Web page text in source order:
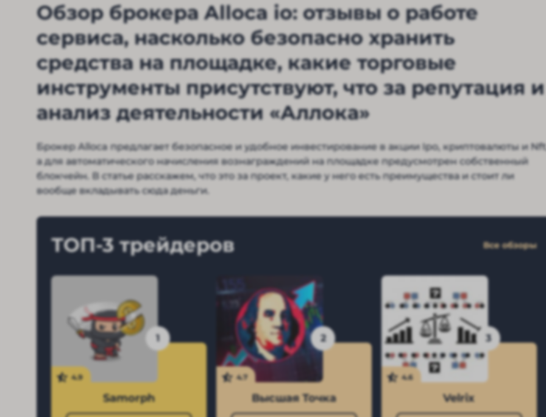
Обзор брокера Alloca io: отзывы о работе
сервиса, насколько безопасно хранить
средства на площадке, какие торговые
инструменты присутствуют, что за репутация и
анализ деятельности «Аллока»
Брокер Alloca предлагает безопасное и удобное инвестирование в акции Ipo, криптовалюты и
а для автоматического начисления вознаграждений на площадке предусмотрен собственный
блокчейн. В статье расскажем, что это за проект, какие у него есть преимущества и стоит ли
вообще вкладывать сюда деньги.
ТОП-3 трейдеров Все обзоры
1
4.9
Samorph
2
4.7
Высшая Точка
3
4.6
Velrix